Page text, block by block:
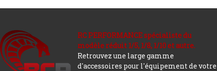
RC PERFORMANCE spécialiste du
modèle réduit 1/5, 1/8, 1/10 et autre.
Retrouvez une large gamme
d'accessoires pour l'équipement de votre